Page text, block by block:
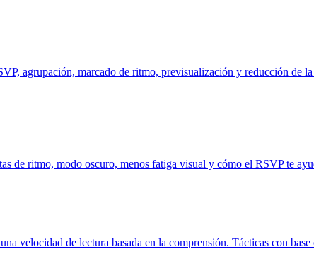
agrupación, marcado de ritmo, previsualización y reducción de
de ritmo, modo oscuro, menos fatiga visual y cómo el RSVP te
velocidad de lectura basada en la comprensión. Tácticas con